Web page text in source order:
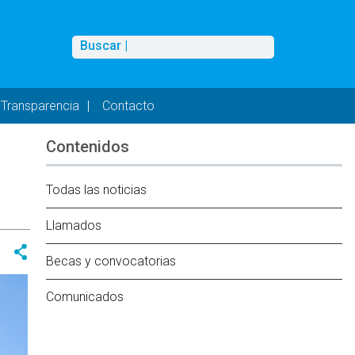
Buscar
Buscar |
Transparencia Contacto
Contenidos
Todas las noticias
Llamados
Becas y convocatorias
Comunicados